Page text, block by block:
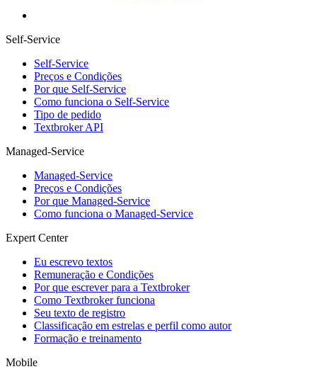
Self-Service
Self-Service
Preços e Condições
Por que Self-Service
Como funciona o Self-Service
Tipo de pedido
Textbroker API
Managed-Service
Managed-Service
Preços e Condições
Por que Managed-Service
Como funciona o Managed-Service
Expert Center
Eu escrevo textos
Remuneração e Condições
Por que escrever para a Textbroker
Como Textbroker funciona
Seu texto de registro
Classificação em estrelas e perfil como autor
Formação e treinamento
Mobile